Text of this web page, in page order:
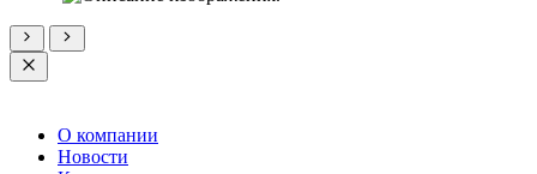
О компании
Новости